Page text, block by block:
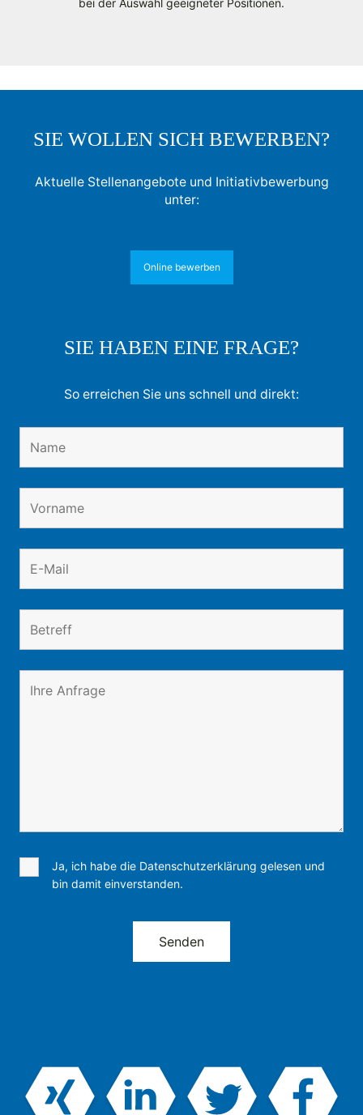
SIE WOLLEN SICH BEWERBEN?
Aktuelle Stellenangebote und Initiativbewerbung
unter:
Online bewerben
SIE HABEN EINE FRAGE?
So erreichen Sie uns schnell und direkt:
Ja, ich habe die Datenschutzerklärung gelesen und
bin damit einverstanden.